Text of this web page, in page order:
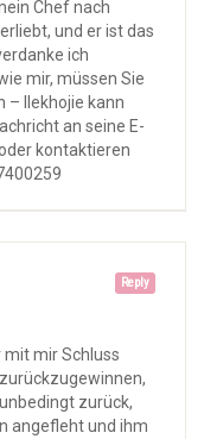
Chef nach
und er ist das
ich
mir, müssen Sie
– Ilekhojie kann
an seine E-
kontaktieren
Reply
mit mir Schluss
zurück,
angefleht und ihm